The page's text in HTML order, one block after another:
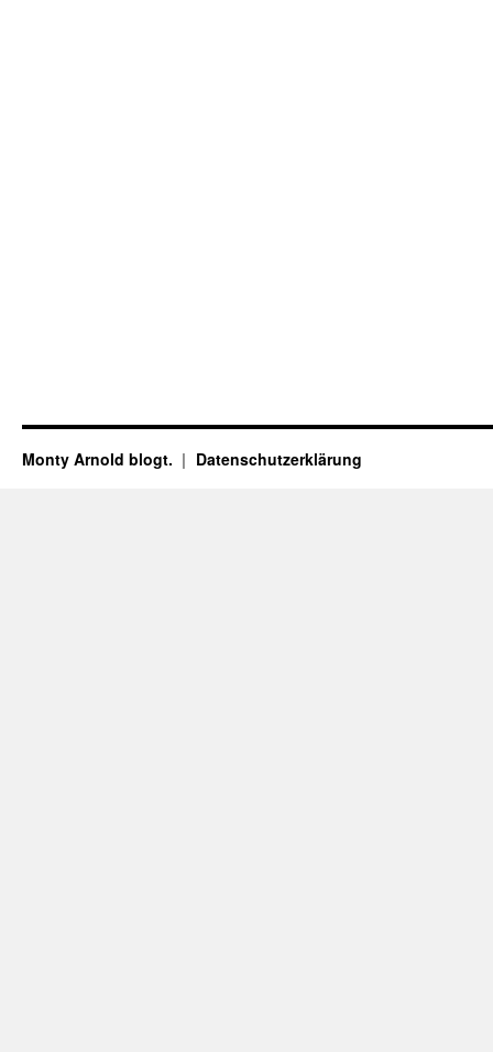
Monty Arnold blogt. Datenschutz­erklärung